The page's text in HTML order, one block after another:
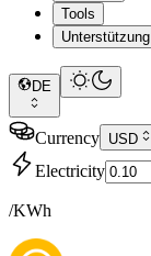
Tools
Unterstützung
DE
Currency USD
Electricity
/KWh